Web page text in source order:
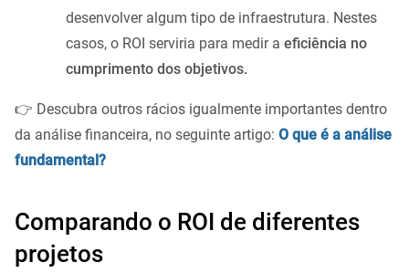
desenvolver algum tipo de infraestrutura. Nestes
casos, o ROI serviria para medir a eficiência no
cumprimento dos objetivos.
👉 Descubra outros rácios igualmente importantes dentro
da análise financeira, no seguinte artigo: O que é a análise
fundamental?
Comparando o ROI de diferentes
projetos